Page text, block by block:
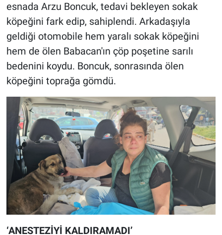
esnada Arzu Boncuk, tedavi bekleyen sokak
köpeğini fark edip, sahiplendi. Arkadaşıyla
geldiği otomobile hem yaralı sokak köpeğini
hem de ölen Babacan'ın çöp poşetine sarılı
bedenini koydu. Boncuk, sonrasında ölen
köpeğini toprağa gömdü.
‘ANESTEZİYİ KALDIRAMADI’